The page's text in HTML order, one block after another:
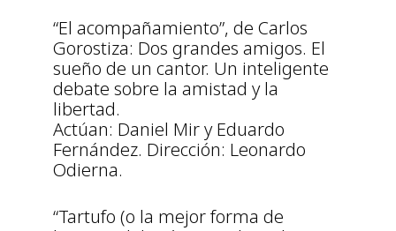
“El acompañamiento”, de Carlos
Gorostiza: Dos grandes amigos. El
sueño de un cantor. Un inteligente
debate sobre la amistad y la
libertad.
Actúan: Daniel Mir y Eduardo
Fernández. Dirección: Leonardo
Odierna.
“Tartufo (o la mejor forma de